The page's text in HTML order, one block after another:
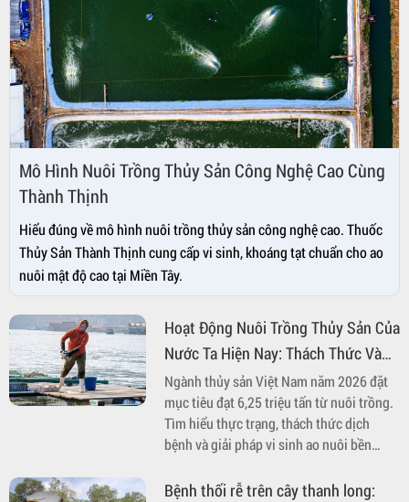
Mô Hình Nuôi Trồng Thủy Sản Công Nghệ Cao Cùng
Thành Thịnh
Hiểu đúng về mô hình nuôi trồng thủy sản công nghệ cao. Thuốc
Thủy Sản Thành Thịnh cung cấp vi sinh, khoáng tạt chuẩn cho ao
nuôi mật độ cao tại Miền Tây.
Hoạt Động Nuôi Trồng Thủy Sản Của
Nước Ta Hiện Nay: Thách Thức Và
Giải Pháp Bền Vững
Ngành thủy sản Việt Nam năm 2026 đặt
mục tiêu đạt 6,25 triệu tấn từ nuôi trồng.
Tìm hiểu thực trạng, thách thức dịch
bệnh và giải pháp vi sinh ao nuôi bền
Bệnh thối rễ trên cây thanh long: